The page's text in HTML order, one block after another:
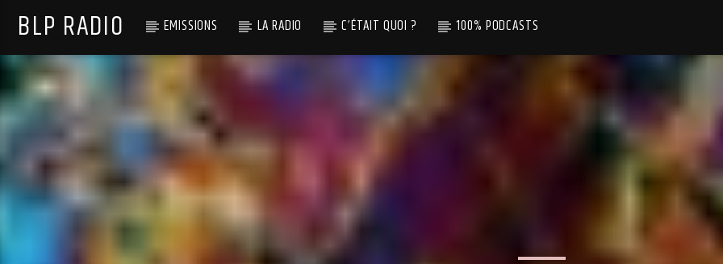
BLP RADIO EMISSIONS LA RADIO C’ÉTAIT QUOI ? 100% PODCASTS